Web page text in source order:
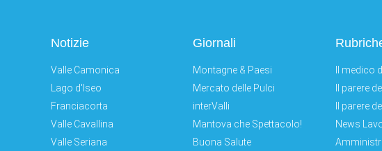
Notizie
Valle Camonica
Lago d'Iseo
Franciacorta
Valle Cavallina
Valle Seriana
Giornali
Montagne & Paesi
Mercato delle Pulci
interValli
Mantova che Spettacolo!
Buona Salute
Il medico
Il parere
Il parere
News